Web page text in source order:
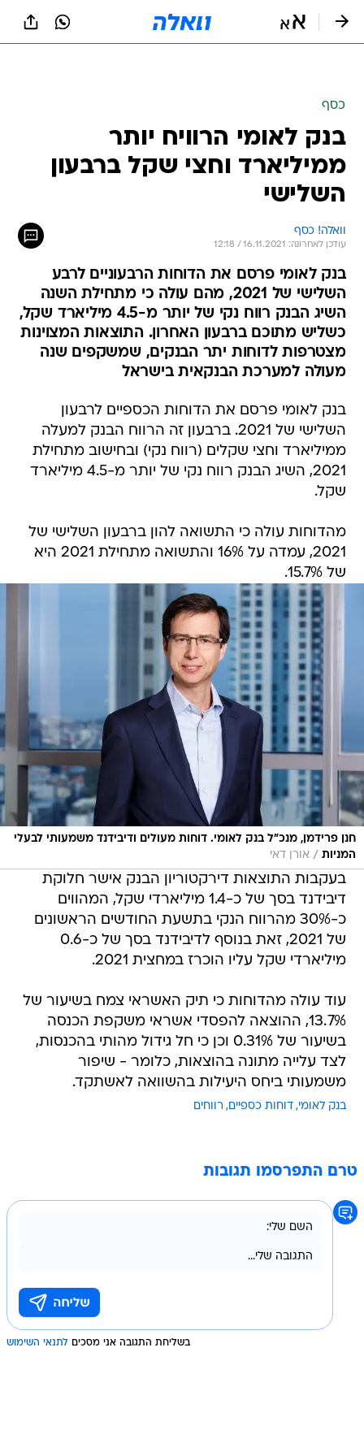
כסף
בנק לאומי הרוויח יותר
ממיליארד וחצי שקל ברבעון
השלישי
וואלה! כסף
עודכן לאחרונה: 16.11.2021 / 12:18
בנק לאומי פרסם את הדוחות הרבעוניים לרבע
השלישי של 2021, מהם עולה כי מתחילת השנה
השיג הבנק רווח נקי של יותר מ-4.5 מיליארד שקל,
כשליש מתוכם ברבעון האחרון. התוצאות המצוינות
מצטרפות לדוחות יתר הבנקים, שמשקפים שנה
מעולה למערכת הבנקאית בישראל
בנק לאומי פרסם את הדוחות הכספיים לרבעון
השלישי של 2021. ברבעון זה הרווח הבנק למעלה
ממיליארד וחצי שקלים (רווח נקי) ובחישוב מתחילת
2021, השיג הבנק רווח נקי של יותר מ-4.5 מיליארד
שקל.
מהדוחות עולה כי התשואה להון ברבעון השלישי של
2021, עמדה על 16% והתשואה מתחילת 2021 היא
של 15.7%.
חנן פרידמן, מנכ"ל בנק לאומי. דוחות מעולים ודיבידנד משמעותי לבעלי
המניות / אורן דאי
בעקבות התוצאות דירקטוריון הבנק אישר חלוקת
דיבידנד בסך של כ-1.4 מיליארדי שקל, המהווים
כ-30% מהרווח הנקי בתשעת החודשים הראשונים
של 2021, זאת בנוסף לדיבידנד בסך של כ-0.6
מיליארדי שקל עליו הוכרז במחצית 2021.
עוד עולה מהדוחות כי תיק האשראי צמח בשיעור של
13.7%, ההוצאה להפסדי אשראי משקפת הכנסה
בשיעור של 0.31% וכן כי חל גידול מהותי בהכנסות,
לצד עלייה מתונה בהוצאות, כלומר - שיפור
משמעותי ביחס היעילות בהשוואה לאשתקד.
בנק לאומי דוחות כספיים רווחים
טרם התפרסמו תגובות
בשליחת התגובה אני מסכים לתנאי השימוש